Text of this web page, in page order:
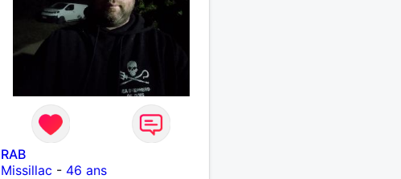
RAB
Missillac - 46 ans